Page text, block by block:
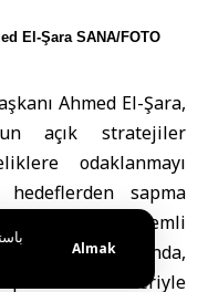
Almak
El-Şara SANA/FOTO
Ahmed El-Şara,
açık stratejiler
odaklanmayı
sapma
elitlerin önemli
Halk Sarayı’nda,
aktivistleriyle